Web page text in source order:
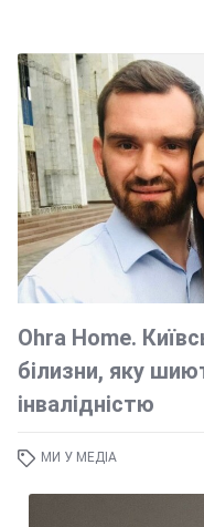
Ohra Home.
білизни, яку
інвалідністю
МИ У МЕДІА